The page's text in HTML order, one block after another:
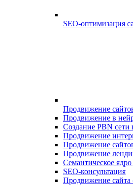
SEO-оптимизация
Продвижение
Продвижение в
Создание PBN сети
Продвижение
Продвижение
Продвижение
Семантическое ядро
SEO-консультация
Продвижение сайта